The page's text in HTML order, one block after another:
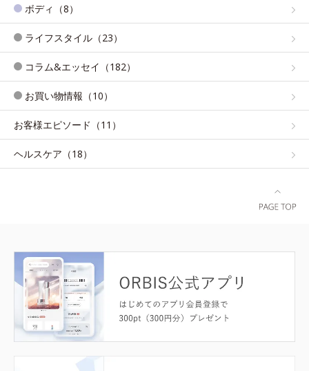
ボディ（8）
ライフスタイル（23）
コラム&エッセイ（182）
お買い物情報（10）
お客様エピソード（11）
ヘルスケア（18）